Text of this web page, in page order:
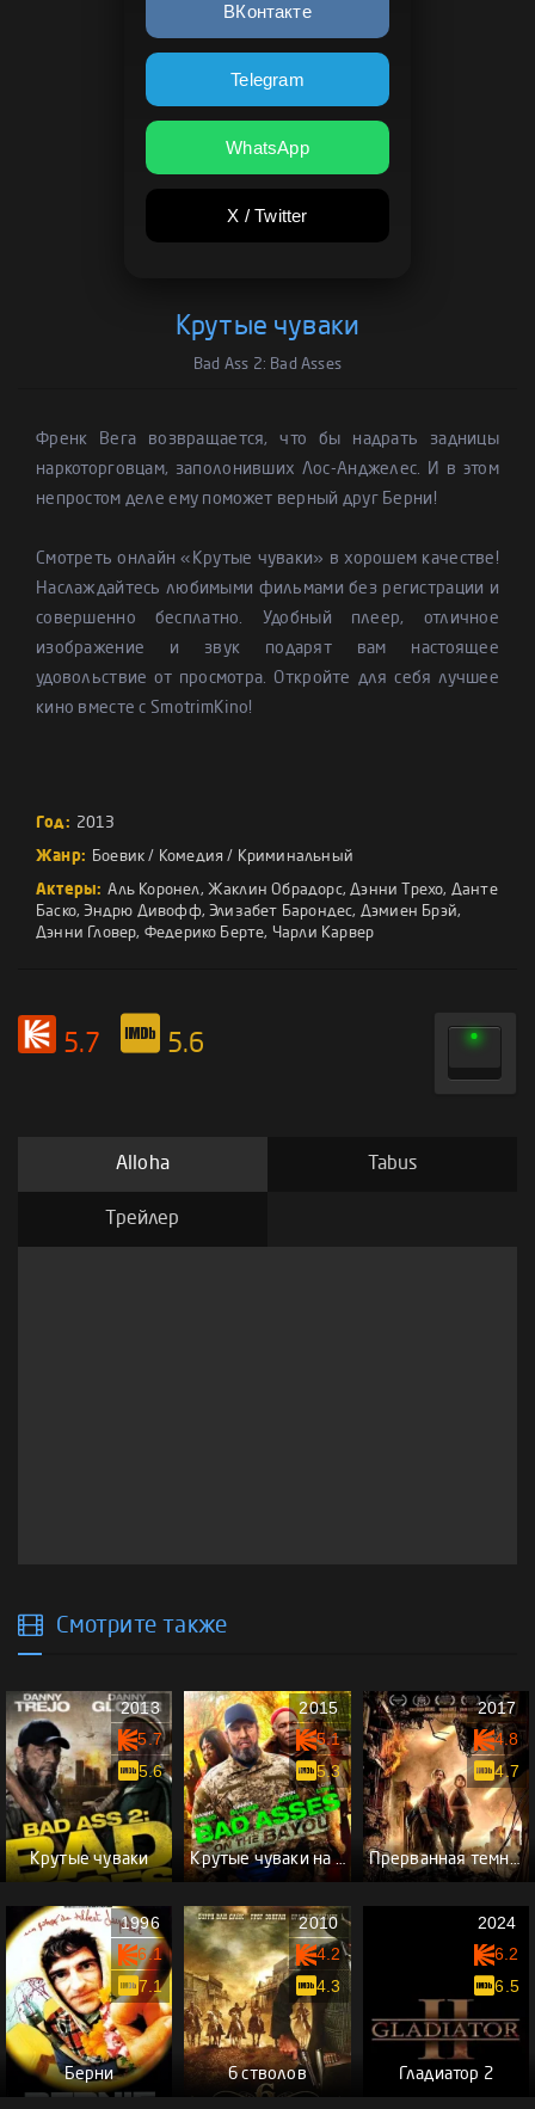
ВКонтакте
Telegram
WhatsApp
X / Twitter
Крутые чуваки
Bad Ass 2: Bad Asses
Френк Вега возвращается, что бы надрать задницы
наркоторговцам, заполонивших Лос-Анджелес. И в этом
непростом деле ему поможет верный друг Берни!
Смотреть онлайн «Крутые чуваки» в хорошем качестве!
Наслаждайтесь любимыми фильмами без регистрации и
совершенно бесплатно. Удобный плеер, отличное
изображение и звук подарят вам настоящее
удовольствие от просмотра. Откройте для себя лучшее
кино вместе с SmotrimKino!
Год: 2013
Жанр: Боевик / Комедия / Криминальный
Актеры: Аль Коронел, Жаклин Обрадорс,Дэнни Трехо, Данте
Баско,Эндрю Дивофф,Элизабет Барондес, Дэмиен Брэй,
Дэнни Гловер, Федерико Берте, Чарли Карвер
5.7 5.6
Alloha Tabus
Трейлер
Смотрите также
Крутые чуваки
2013
5.7
5.6
Крутые чуваки на Байю
2015
5.1
5.3
Прерванная темнота
2017
4.8
4.7
Берни
1996
6.1
7.1
6 стволов
2010
4.2
4.3
Гладиатор 2
2024
6.2
6.5